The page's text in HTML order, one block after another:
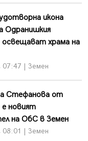
икона
Одранишкия
храма на
07:47 | Земен
Стефанова от
новият
на ОбС в Земен
08:01 | Земен